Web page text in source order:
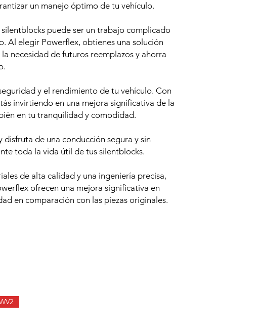
un manejo óptimo de tu vehículo.
puede ser un trabajo complicado
Al elegir Powerflex, obtienes una solución
necesidad de futuros reemplazos y ahorra
y el rendimiento de tu vehículo. Con
invirtiendo en una mejora significativa de la
en tu tranquilidad y comodidad.
disfruta de una conducción segura y sin
toda la vida útil de tus silentblocks.
de alta calidad y una ingeniería precisa,
ofrecen una mejora significativa en
en comparación con las piezas originales.